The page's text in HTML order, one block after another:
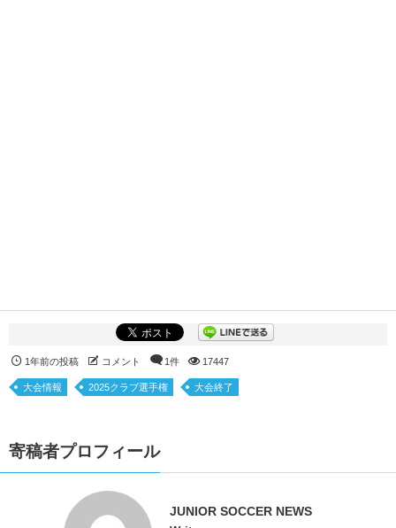
1年前の投稿 コメント 1件 17447
大会情報 2025クラブ選手権 大会終了
寄稿者プロフィール
JUNIOR SOCCER NEWS